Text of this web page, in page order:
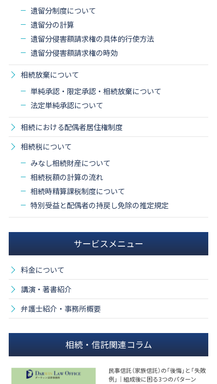
遺留分制度について
遺留分の計算
遺留分侵害額請求権の具体的行使方法
遺留分侵害額請求権の時効
相続放棄について
単純承認・限定承認・相続放棄について
法定単純承認について
相続における配偶者居住権制度
相続税について
みなし相続財産について
相続税額の計算の流れ
相続時精算課税制度について
特別受益と配偶者の持戻し免除の推定規定
サービスメニュー
料金について
講演・著書紹介
弁護士紹介・事務所概要
相続・信託関連コラム
民事信託（家族信託）の「後悔」と「失敗
例」｜組成後に困る3つのパターン